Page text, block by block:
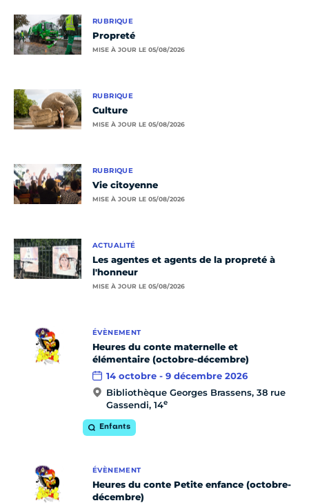
RUBRIQUE
Propreté
MISE À JOUR LE 05/08/2026
RUBRIQUE
Culture
MISE À JOUR LE 05/08/2026
RUBRIQUE
Vie citoyenne
MISE À JOUR LE 05/08/2026
ACTUALITÉ
Les agentes et agents de la propreté à
l'honneur
MISE À JOUR LE 05/08/2026
ÉVÈNEMENT
Heures du conte maternelle et
élémentaire (octobre-décembre)
14 octobre - 9 décembre 2026
Bibliothèque Georges Brassens, 38 rue
Gassendi, 14e
Enfants
ÉVÈNEMENT
Heures du conte Petite enfance (octobre-
décembre)